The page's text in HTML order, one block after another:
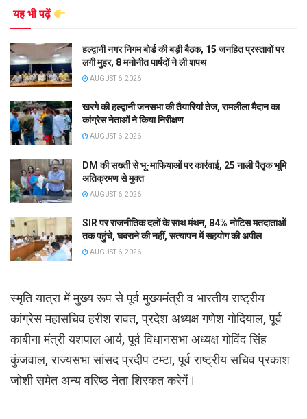
यह भी पढ़ें
हल्द्वानी नगर निगम बोर्ड की बड़ी बैठक, 15 जनहित प्रस्तावों पर
लगी मुहर, 8 मनोनीत पार्षदों ने ली शपथ
AUGUST 6, 2026
खरगे की हल्द्वानी जनसभा की तैयारियां तेज, रामलीला मैदान का
कांग्रेस नेताओं ने किया निरीक्षण
AUGUST 6, 2026
DM की सख्ती से भू-माफियाओं पर कार्रवाई, 25 नाली पैतृक भूमि
अतिक्रमण से मुक्त
AUGUST 6, 2026
SIR पर राजनीतिक दलों के साथ मंथन, 84% नोटिस मतदाताओं
तक पहुंचे, घबराने की नहीं, सत्यापन में सहयोग की अपील
AUGUST 6, 2026
स्मृति यात्रा में मुख्य रूप से पूर्व मुख्यमंत्री व भारतीय राष्ट्रीय
कांग्रेस महासचिव हरीश रावत, प्रदेश अध्यक्ष गणेश गोदियाल, पूर्व
काबीना मंत्री यशपाल आर्य, पूर्व विधानसभा अध्यक्ष गोविंद सिंह
कुंजवाल, राज्यसभा सांसद प्रदीप टम्टा, पूर्व राष्ट्रीय सचिव प्रकाश
जोशी समेत अन्य वरिष्ठ नेता शिरकत करेगें।